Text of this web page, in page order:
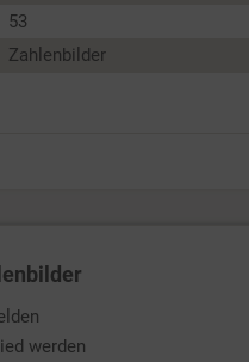
53
Zahlenbilder
werden